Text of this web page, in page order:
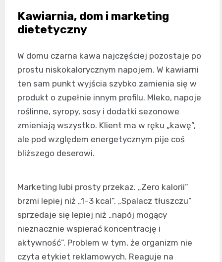
Kawiarnia, dom i marketing
dietetyczny
W domu czarna kawa najczęściej pozostaje po
prostu niskokalorycznym napojem. W kawiarni
ten sam punkt wyjścia szybko zamienia się w
produkt o zupełnie innym profilu. Mleko, napoje
roślinne, syropy, sosy i dodatki sezonowe
zmieniają wszystko. Klient ma w ręku „kawę”,
ale pod względem energetycznym pije coś
bliższego deserowi.
Marketing lubi prosty przekaz. „Zero kalorii”
brzmi lepiej niż „1–3 kcal”. „Spalacz tłuszczu”
sprzedaje się lepiej niż „napój mogący
nieznacznie wspierać koncentrację i
aktywność”. Problem w tym, że organizm nie
czyta etykiet reklamowych. Reaguje na